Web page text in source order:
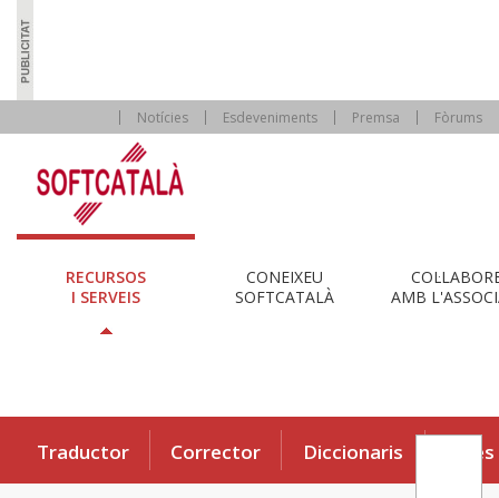
Notícies Esdeveniments Premsa Fòrums
RECURSOS
I SERVEIS
CONEIXEU
SOFTCATALÀ
AMB
Traductor Corrector Diccionaris Eines